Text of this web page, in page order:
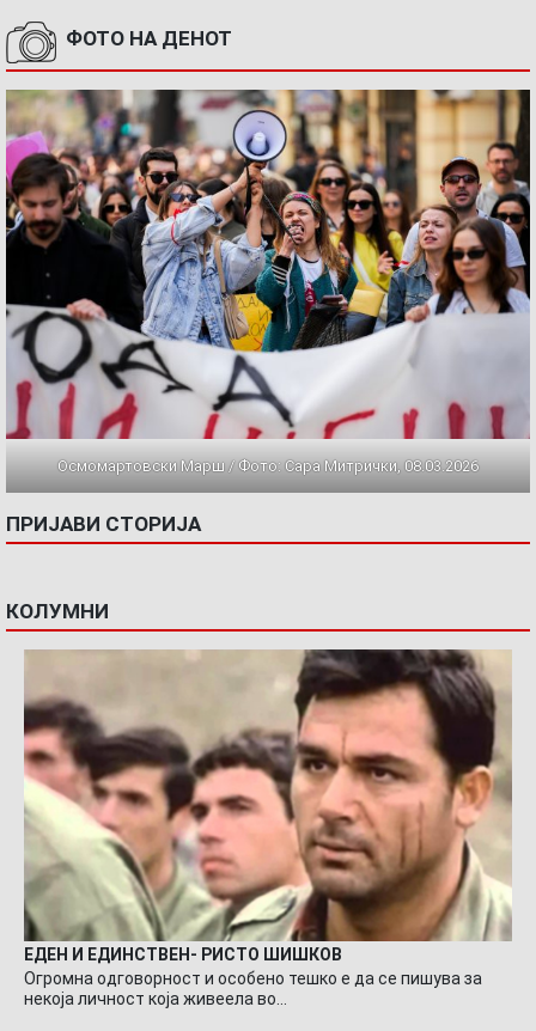
ФОТО НА ДЕНОТ
Осмомартовски Марш / Фото: Сара Митрички, 08.03.2026
ПРИЈАВИ СТОРИЈА
КОЛУМНИ
ЕДЕН И ЕДИНСТВЕН- РИСТО ШИШКОВ
Огромна одговорност и особено тешко е да се пишува за
некоја личност која живеела во…